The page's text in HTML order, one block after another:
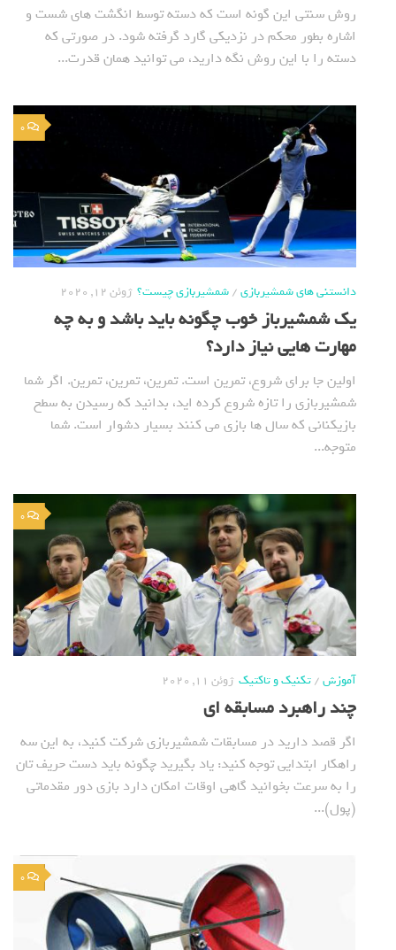
روش سنتی این گونه است که دسته توسط انگشت های شست و
اشاره بطور محکم در نزدیکی گارد گرفته شود. در صورتی که
دسته را با این روش نگه دارید، می توانید همان قدرت...
0
دانستنی های شمشیربازی/شمشیربازی چیست؟ ژوئن 12, 2020
یک شمشیرباز خوب چگونه باید باشد و به چه
مهارت هایی نیاز دارد؟
اولین جا برای شروع، تمرین است. تمرین، تمرین، تمرین. اگر شما
شمشیربازی را تازه شروع کرده اید، بدانید که رسیدن به سطح
بازیکنانی که سال ها بازی می کنند بسیار دشوار است. شما
متوجه...
0
آموزش/تکنیک و تاکتیک ژوئن 11, 2020
چند راهبرد مسابقه ای
اگر قصد دارید در مسابقات شمشیربازی شرکت کنید، به این سه
راهکار ابتدایی توجه کنید: یاد بگیرید چگونه باید دست حریف تان
را به سرعت بخوانید گاهی اوقات امکان دارد بازی دور مقدماتی
(پول)...
0